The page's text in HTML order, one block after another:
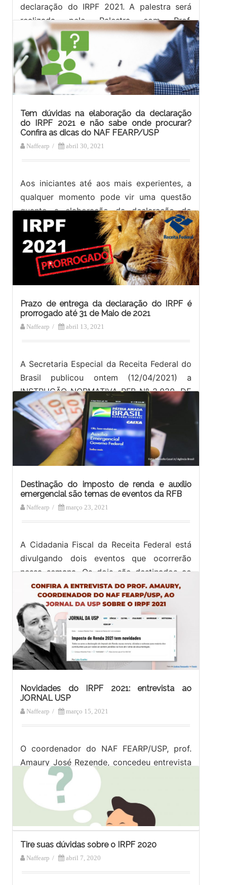
declaração do IRPF 2021. A palestra será
realizada pelo Palestra com Prof.
Alexandre…
Tem dúvidas na elaboração da declaração
do IRPF 2021 e não sabe onde procurar?
Confira as dicas do NAF FEARP/USP
Naffearp / abril 30, 2021
Aos iniciantes até aos mais experientes, a
qualquer momento pode vir uma questão
quanto a elaboração da declaração do
Imposto de Renda da Pessoa Física: O…
Prazo de entrega da declaração do IRPF é
prorrogado até 31 de Maio de 2021
Naffearp / abril 13, 2021
A Secretaria Especial da Receita Federal do
Brasil publicou ontem (12/04/2021) a
INSTRUÇÃO NORMATIVA RFB Nº 2.020, DE
9 DE ABRIL DE 2021 em que determina…
Destinação do imposto de renda e auxílio
emergencial são temas de eventos da RFB
Naffearp / março 23, 2021
A Cidadania Fiscal da Receita Federal está
divulgando dois eventos que ocorrerão
nessa semana. Os dois são destinados ao
público em geral. Um você terá a…
Novidades do IRPF 2021: entrevista ao
JORNAL USP
Naffearp / março 15, 2021
O coordenador do NAF FEARP/USP, prof.
Amaury José Rezende, concedeu entrevista
ao JORNAL USP sobre algumas dúvidas
sobre a Declaração do Imposto de Renda
da Pessoa…
Tire suas dúvidas sobre o IRPF 2020
Naffearp / abril 7, 2020